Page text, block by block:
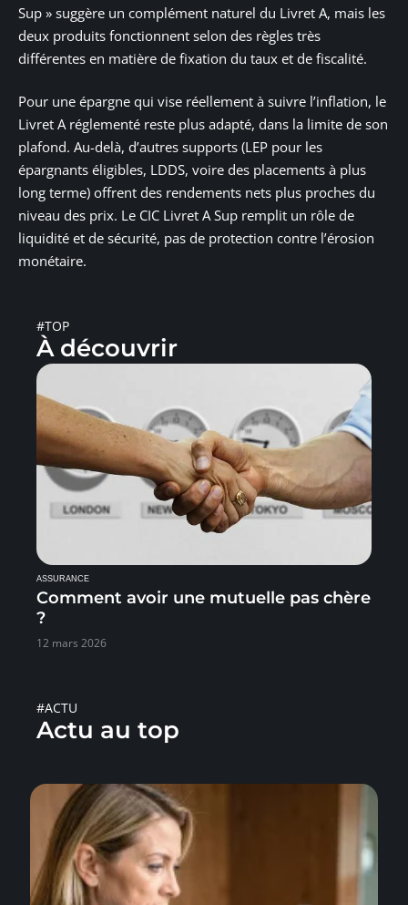
Sup » suggère un complément naturel du Livret A, mais les
deux produits fonctionnent selon des règles très
différentes en matière de fixation du taux et de fiscalité.
Pour une épargne qui vise réellement à suivre l’inflation, le
Livret A réglementé reste plus adapté, dans la limite de son
plafond. Au-delà, d’autres supports (LEP pour les
épargnants éligibles, LDDS, voire des placements à plus
long terme) offrent des rendements nets plus proches du
niveau des prix. Le CIC Livret A Sup remplit un rôle de
liquidité et de sécurité, pas de protection contre l’érosion
monétaire.
#TOP
À découvrir
ASSURANCE
Comment avoir une mutuelle pas chère
?
12 mars 2026
#ACTU
Actu au top